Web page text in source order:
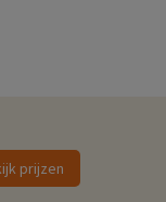
met bomen, met
het restaurant, het
en zelfs de
prijzen